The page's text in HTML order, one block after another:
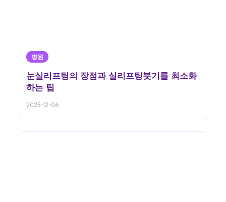
병원
눈실리프팅의 장점과 실리프팅붓기를 최소화
하는 팁
2025-12-06